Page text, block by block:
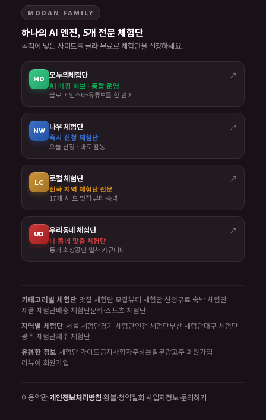
MODAN FAMILY
하나의 AI 엔진, 5개 전문 체험단
목적에 맞는 사이트를 골라 무료로 체험단을 신청하세요.
MD 모두의체험단 ↗
AI 매칭 허브 · 통합 운영
블로그·인스타·유튜브를 한 번에
NW 나우 체험단 ↗
즉시 신청 체험단
오늘 신청 · 바로 활동
LC 로컬 체험단 ↗
전국 지역 체험단 전문
17개 시·도 맛집·뷰티·숙박
UD 우리동네 체험단 ↗
내 동네 맞춤 체험단
동네 소상공인 밀착 커뮤니티
카테고리별 체험단 맛집 체험단 모집뷰티 체험단 신청무료 숙박 체험단
제품 체험단배송 체험단문화·스포츠 체험단
지역별 체험단 서울 체험단경기 체험단인천 체험단부산 체험단대구 체험단
광주 체험단제주 체험단
유용한 정보 체험단 가이드공지사항자주하는질문광고주 회원가입
리뷰어 회원가입
이용약관·개인정보처리방침·환불·청약철회·사업자정보·문의하기